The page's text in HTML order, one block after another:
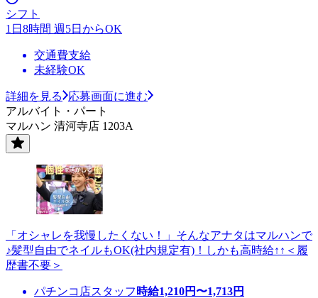
シフト
1日8時間 週5日からOK
交通費支給
未経験OK
詳細を見る
応募画面に進む
アルバイト・パート
マルハン 清河寺店 1203A
「オシャレを我慢したくない！」そんなアナタはマルハンで
♪髪型自由でネイルもOK(社内規定有)！しかも高時給↑↑＜履
歴書不要＞
パチンコ店スタッフ 時給1,210円〜1,713円